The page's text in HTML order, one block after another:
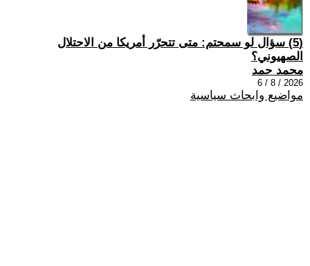
(5) سؤال لو سمحتم: متى تتحرّر أمريكا من الاحتلال
الصهيوني؟
محمد حمد
2026 / 8 / 6
مواضيع وابحاث سياسية